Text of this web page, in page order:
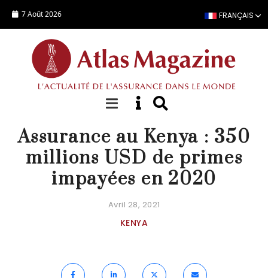
7 Août 2026 FRANÇAIS
ACTUALITÉ
Assurance au Kenya : 350
millions USD de primes
impayées en 2020
Avril 28, 2021
KENYA